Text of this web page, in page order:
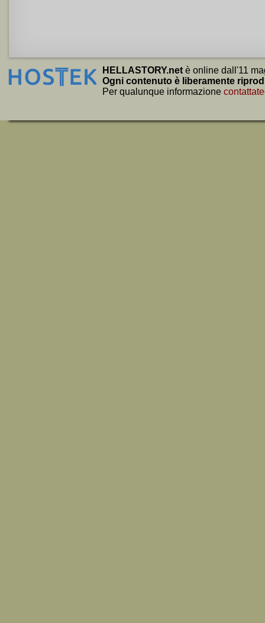
HELLASTORY.net è online dall'11
Ogni contenuto è liberamente
Per qualunque informazione